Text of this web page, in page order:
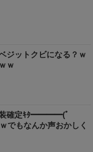
ジットクビになる？ｗ
ｗ
装確定ｷﾀ━━━━(ﾟ
もなんか声おかしく